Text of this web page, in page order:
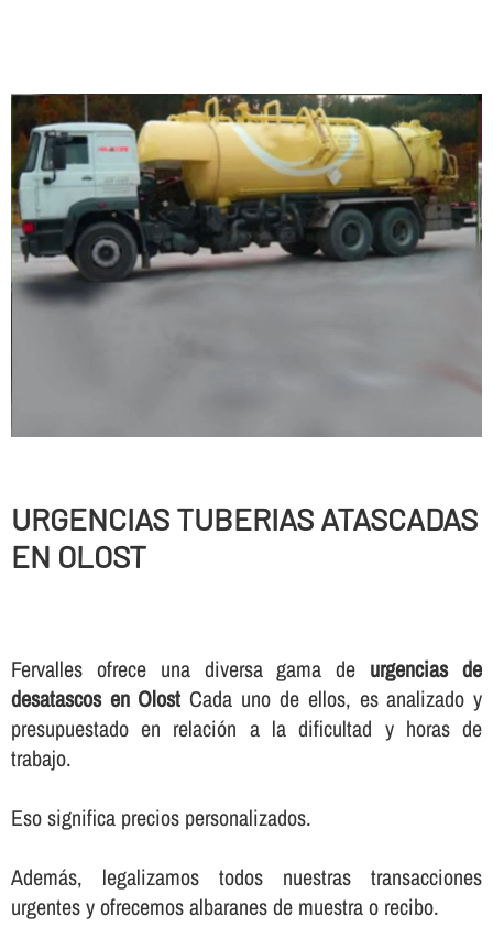
URGENCIAS TUBERIAS ATASCADAS
EN OLOST
Fervalles ofrece una diversa gama de urgencias de
desatascos en Olost Cada uno de ellos, es analizado y
presupuestado en relación a la dificultad y horas de
trabajo.
Eso significa precios personalizados.
Además, legalizamos todos nuestras transacciones
urgentes y ofrecemos albaranes de muestra o recibo.